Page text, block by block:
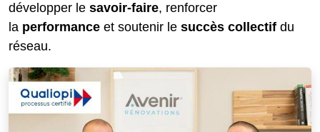
développer le savoir-faire, renforcer
la performance et soutenir le succès collectif du
réseau.